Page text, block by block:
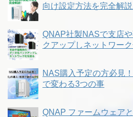
向け設定方法を完全解説
QNAP社製NASで支店
クアップしネットワー
NAS購入予定の方必見
で変わる3つの事
QNAP ファームウェア